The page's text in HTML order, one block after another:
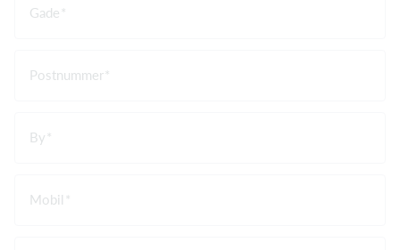
Gade
Postnummer
By
Mobil